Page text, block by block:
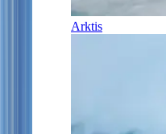
Arktis